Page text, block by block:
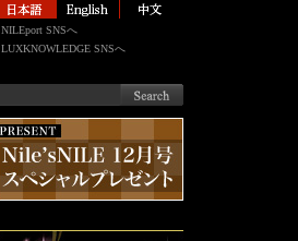
NILEport SNSへ
LUXKNOWLEDGE SNSへ